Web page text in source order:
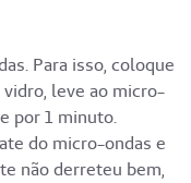
Para isso, coloque
leve ao micro-
por 1 minuto.
do micro-ondas e
não derreteu bem,